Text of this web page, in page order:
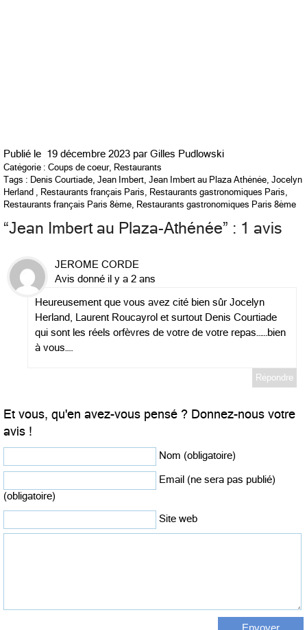
Publié le 19 décembre 2023 par Gilles Pudlowski
Catégorie : Coups de coeur, Restaurants
Tags : Denis Courtiade Jean Imbert Jean Imbert au Plaza Athénée Jocelyn
Herland
Restaurants français Paris Restaurants gastronomiques Paris
Restaurants français Paris 8ème Restaurants gastronomiques Paris 8ème
“Jean Imbert au Plaza-Athénée” : 1 avis
JEROME CORDE
Avis donné il y a 2 ans
Heureusement que vous avez cité bien sûr Jocelyn
Herland, Laurent Roucayrol et surtout Denis Courtiade
qui sont les réels orfèvres de votre de votre repas……bien
à vous….
Répondre
Et vous, qu'en avez-vous pensé ? Donnez-nous votre
avis !
Nom (obligatoire)
Email (ne sera pas publié)
(obligatoire)
Site web